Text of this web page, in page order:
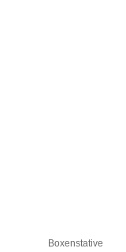
Boxenstative